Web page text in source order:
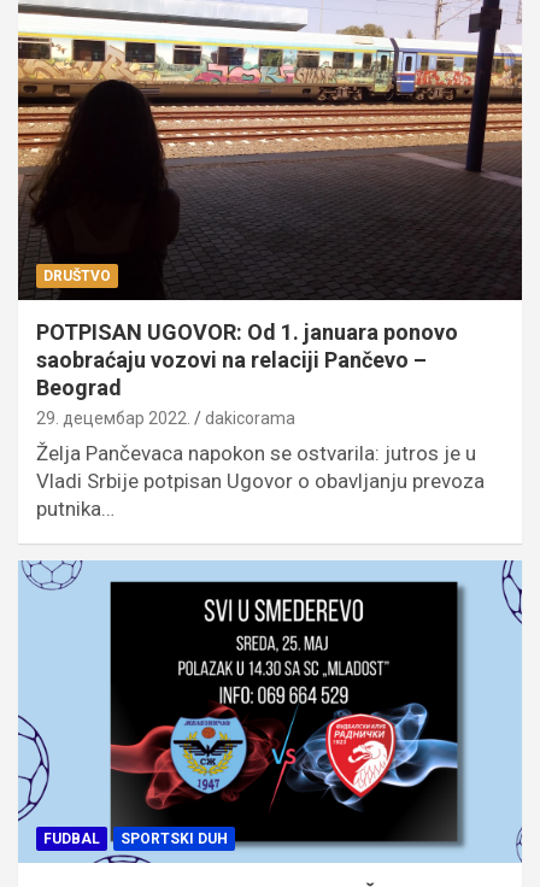
DRUŠTVO
POTPISAN UGOVOR: Od 1. januara ponovo
saobraćaju vozovi na relaciji Pančevo –
Beograd
29. децембар 2022. dakicorama
Želja Pančevaca napokon se ostvarila: jutros je u
Vladi Srbije potpisan Ugovor o obavljanju prevoza
putnika…
FUDBAL SPORTSKI DUH